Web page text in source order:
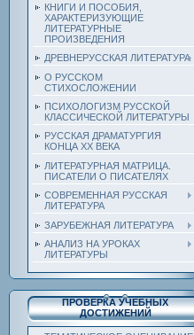
КНИГИ И ПОСОБИЯ,
ХАРАКТЕРИЗУЮЩИЕ
ЛИТЕРАТУРНЫЕ
ПРОИЗВЕДЕНИЯ
ДРЕВНЕРУССКАЯ ЛИТЕРАТУРА
О РУССКОМ
СТИХОСЛОЖЕНИИ
ПСИХОЛОГИЗМ РУССКОЙ
КЛАССИЧЕСКОЙ ЛИТЕРАТУРЫ
РУССКАЯ ДРАМАТУРГИЯ
КОНЦА ХХ ВЕКА
ЛИТЕРАТУРНАЯ МАТРИЦА.
ПИСАТЕЛИ О ПИСАТЕЛЯХ
СОВРЕМЕННАЯ РУССКАЯ
ЛИТЕРАТУРА
ЗАРУБЕЖНАЯ ЛИТЕРАТУРА
АНАЛИЗ НА УРОКАХ
ЛИТЕРАТУРЫ
ПРОВЕРКА УЧЕБНЫХ
ДОСТИЖЕНИЙ